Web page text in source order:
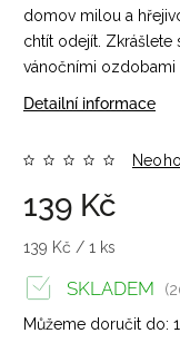
domov milou a
chtít odejít. Zkrášlete
vánočními ozdobami
Detailní informace
139 Kč
139 Kč / 1 ks
SKLADEM
Můžeme doručit do: